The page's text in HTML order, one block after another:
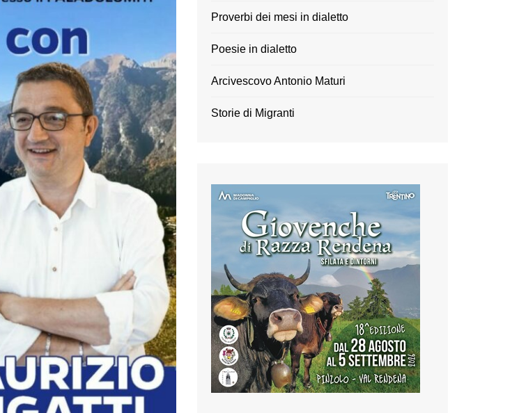
Proverbi dei mesi in dialetto
Poesie in dialetto
Arcivescovo Antonio Maturi
Storie di Migranti